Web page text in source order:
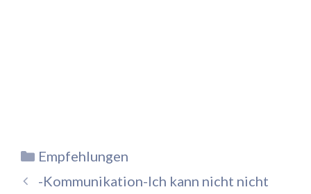
Kategorien
Empfehlungen
-Kommunikation-Ich kann nicht nicht